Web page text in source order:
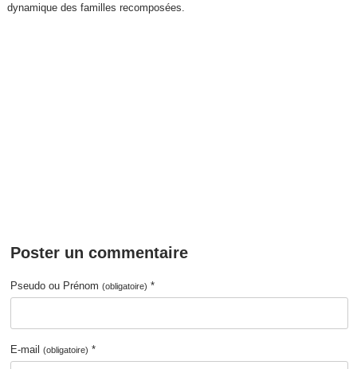
dynamique des familles recomposées.
Poster un commentaire
Pseudo ou Prénom(obligatoire) *
E-mail(obligatoire) *